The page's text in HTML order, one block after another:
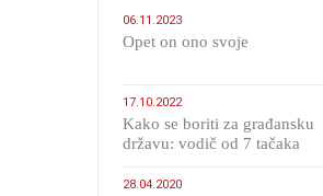
06.11.2023
​Opet on ono svoje
17.10.2022
Kako se boriti za građansku
državu: vodič od 7 tačaka
28.04.2020